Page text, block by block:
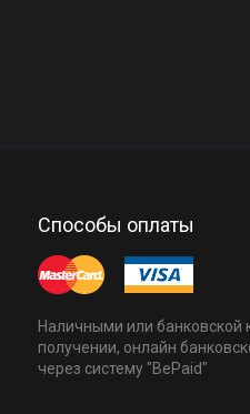
Способы оплаты
Наличными или банковской
получении, онлайн
через систему "BePaid"